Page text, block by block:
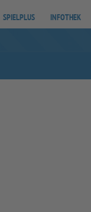
SPIELPLUS INFOTHEK